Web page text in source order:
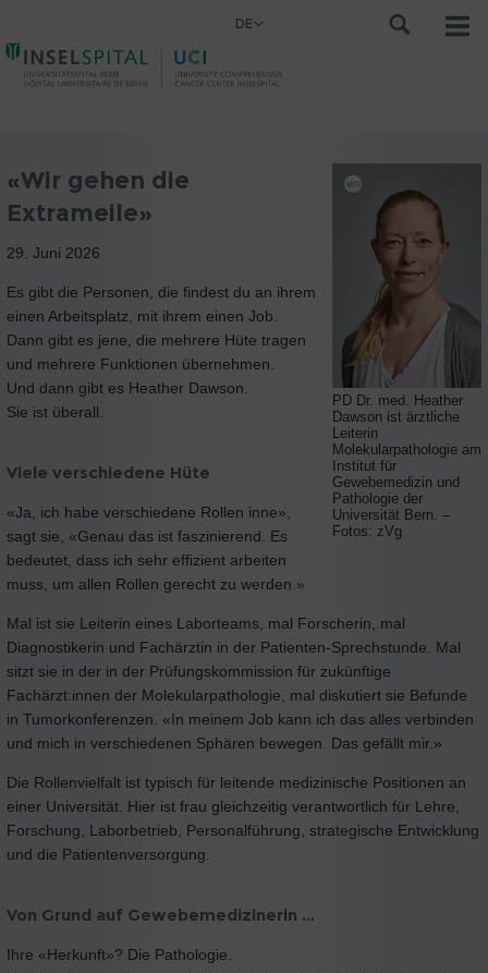
DE
PD Dr. med. Heather
Dawson ist ärztliche
Leiterin
Molekularpathologie am
Institut für
Gewebemedizin und
Pathologie der
Universität Bern. –
Fotos: zVg
«Wir gehen die
Extrameile»
29. Juni 2026
Es gibt die Personen, die findest du an ihrem
einen Arbeitsplatz, mit ihrem einen Job.
Dann gibt es jene, die mehrere Hüte tragen
und mehrere Funktionen übernehmen.
Und dann gibt es Heather Dawson.
Sie ist überall.
Viele verschiedene Hüte
«Ja, ich habe verschiedene Rollen inne»,
sagt sie, «Genau das ist faszinierend. Es
bedeutet, dass ich sehr effizient arbeiten
muss, um allen Rollen gerecht zu werden.»
Mal ist sie Leiterin eines Laborteams, mal Forscherin, mal
Diagnostikerin und Fachärztin in der Patienten-Sprechstunde. Mal
sitzt sie in der in der Prüfungskommission für zukünftige
Fachärzt:innen der Molekularpathologie, mal diskutiert sie Befunde
in Tumorkonferenzen. «In meinem Job kann ich das alles verbinden
und mich in verschiedenen Sphären bewegen. Das gefällt mir.»
Die Rollenvielfalt ist typisch für leitende medizinische Positionen an
einer Universität. Hier ist frau gleichzeitig verantwortlich für Lehre,
Forschung, Laborbetrieb, Personalführung, strategische Entwicklung
und die Patientenversorgung.
Von Grund auf Gewebemedizinerin ...
Ihre «Herkunft»? Die Pathologie.